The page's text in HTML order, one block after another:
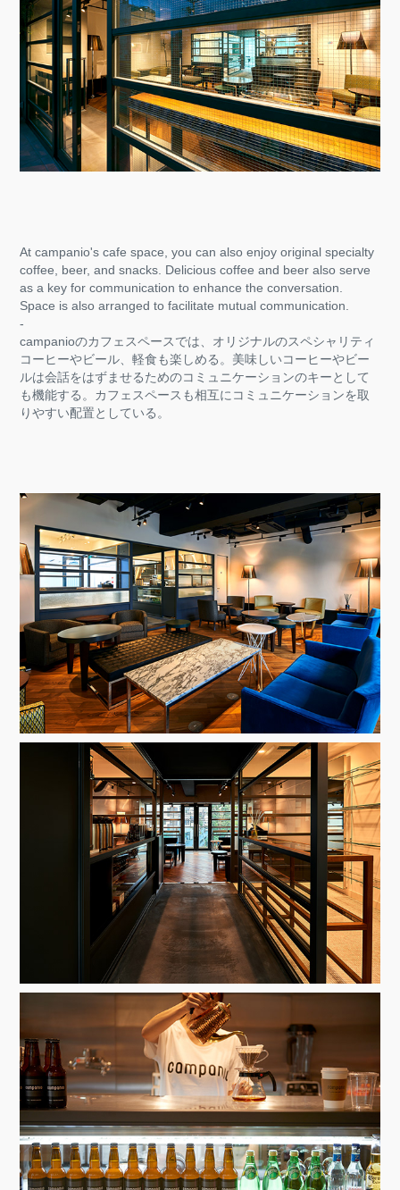
At campanio's cafe space, you can also enjoy original specialty
coffee, beer, and snacks. Delicious coffee and beer also serve
as a key for communication to enhance the conversation.
Space is also arranged to facilitate mutual communication.
-
campanioのカフェスペースでは、オリジナルのスペシャリティ
コーヒーやビール、軽食も楽しめる。美味しいコーヒーやビー
ルは会話をはずませるためのコミュニケーションのキーとして
も機能する。カフェスペースも相互にコミュニケーションを取
りやすい配置としている。